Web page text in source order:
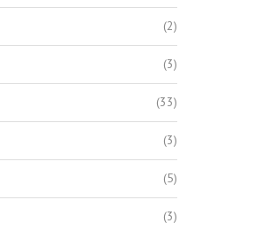
(2)
(3)
(33)
(3)
(5)
(3)